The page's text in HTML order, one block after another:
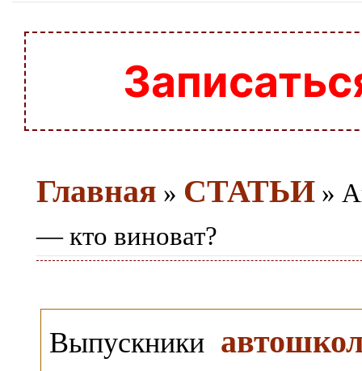
Главная » СТАТЬИ »
— кто виноват?
Выпускники